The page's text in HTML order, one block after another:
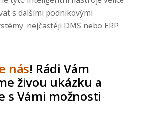
s dalšími podnikovými
nejčastěji DMS nebo ERP
nás! Rádi Vám
živou ukázku a
s Vámi možnosti